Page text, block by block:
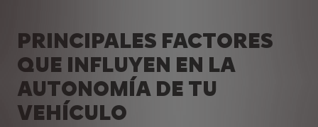
PRINCIPALES FACTORES
QUE INFLUYEN EN LA
AUTONOMÍA DE TU
VEHÍCULO